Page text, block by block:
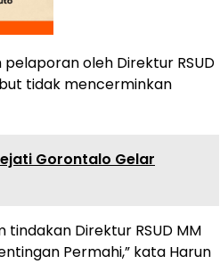
pelaporan oleh Direktur RSUD
tidak mencerminkan
Gorontalo Gelar
Direktur RSUD MM
Permahi,” kata Harun